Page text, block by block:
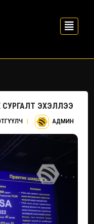
СУРГАЛТ ЭХЭЛЛЭЭ
| АДМИН